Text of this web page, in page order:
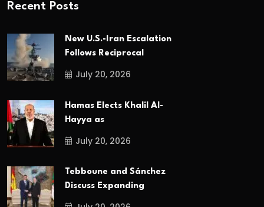
Recent Posts
New U.S.-Iran Escalation
Follows Reciprocal
July 20, 2026
Hamas Elects Khalil Al-
Hayya as
July 20, 2026
Tebboune and Sánchez
Discuss Expanding